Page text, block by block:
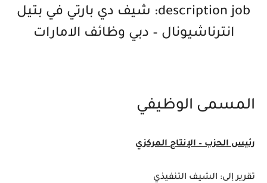
description job: شيف دي بارتي في بتيل
انترناشيونال – دبي وظائف الامارات
المسمى الوظيفي
رئيس الحزب – الإنتاج المركزي
تقرير إلى: الشيف التنفيذي